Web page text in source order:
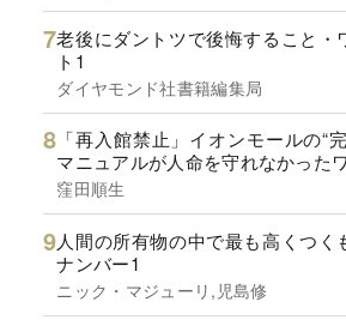
老後にダントツで後悔すること・
ト1
ダイヤモンド社書籍編集局
「再入館禁止」イオンモールの“
マニュアルが人命を守れなかった
窪田順生
人間の所有物の中で最も高くつく
ナンバー1
ニック・マジューリ,児島修